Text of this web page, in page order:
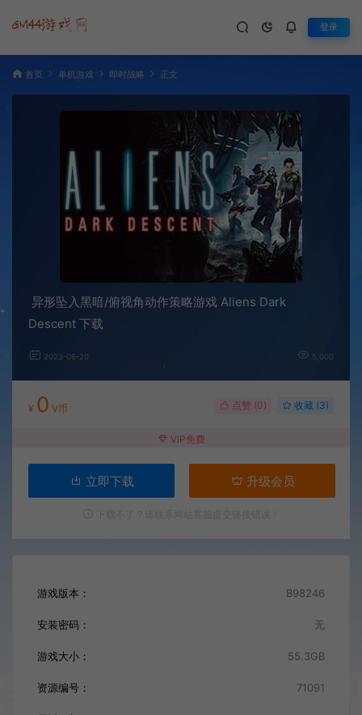
登录
首页 单机游戏 即时战略 正文
异形坠入黑暗/俯视角动作策略游戏 Aliens Dark
Descent 下载
2023-06-20 5,000
¥ 0 V币 点赞 (0) 收藏 (3)
VIP免费
立即下载 升级会员
游戏版本： B98246
安装密码： 无
游戏大小： 55.3GB
资源编号： 71091